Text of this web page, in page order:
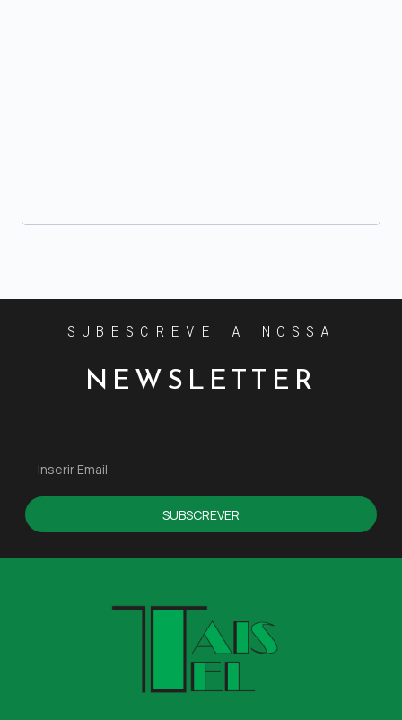
SUBESCREVE A NOSSA
NEWSLETTER
SUBSCREVER